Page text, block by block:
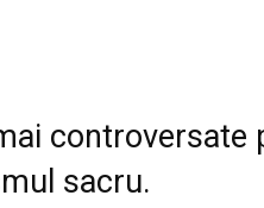
controversate
sacru.